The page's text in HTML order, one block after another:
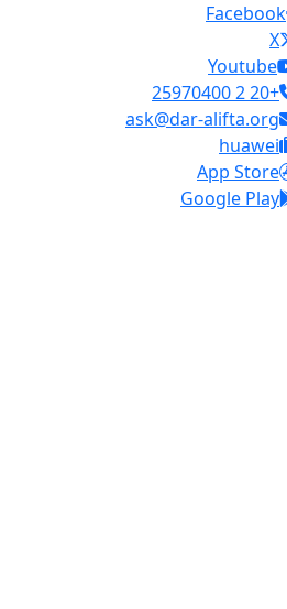
Facebook
X
Youtube
+20 2 25970400
ask@dar-alifta.org
huawei
App Store
Google Play